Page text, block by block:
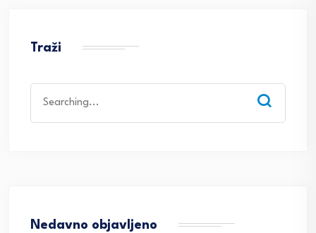
Traži
for:
Nedavno objavljeno